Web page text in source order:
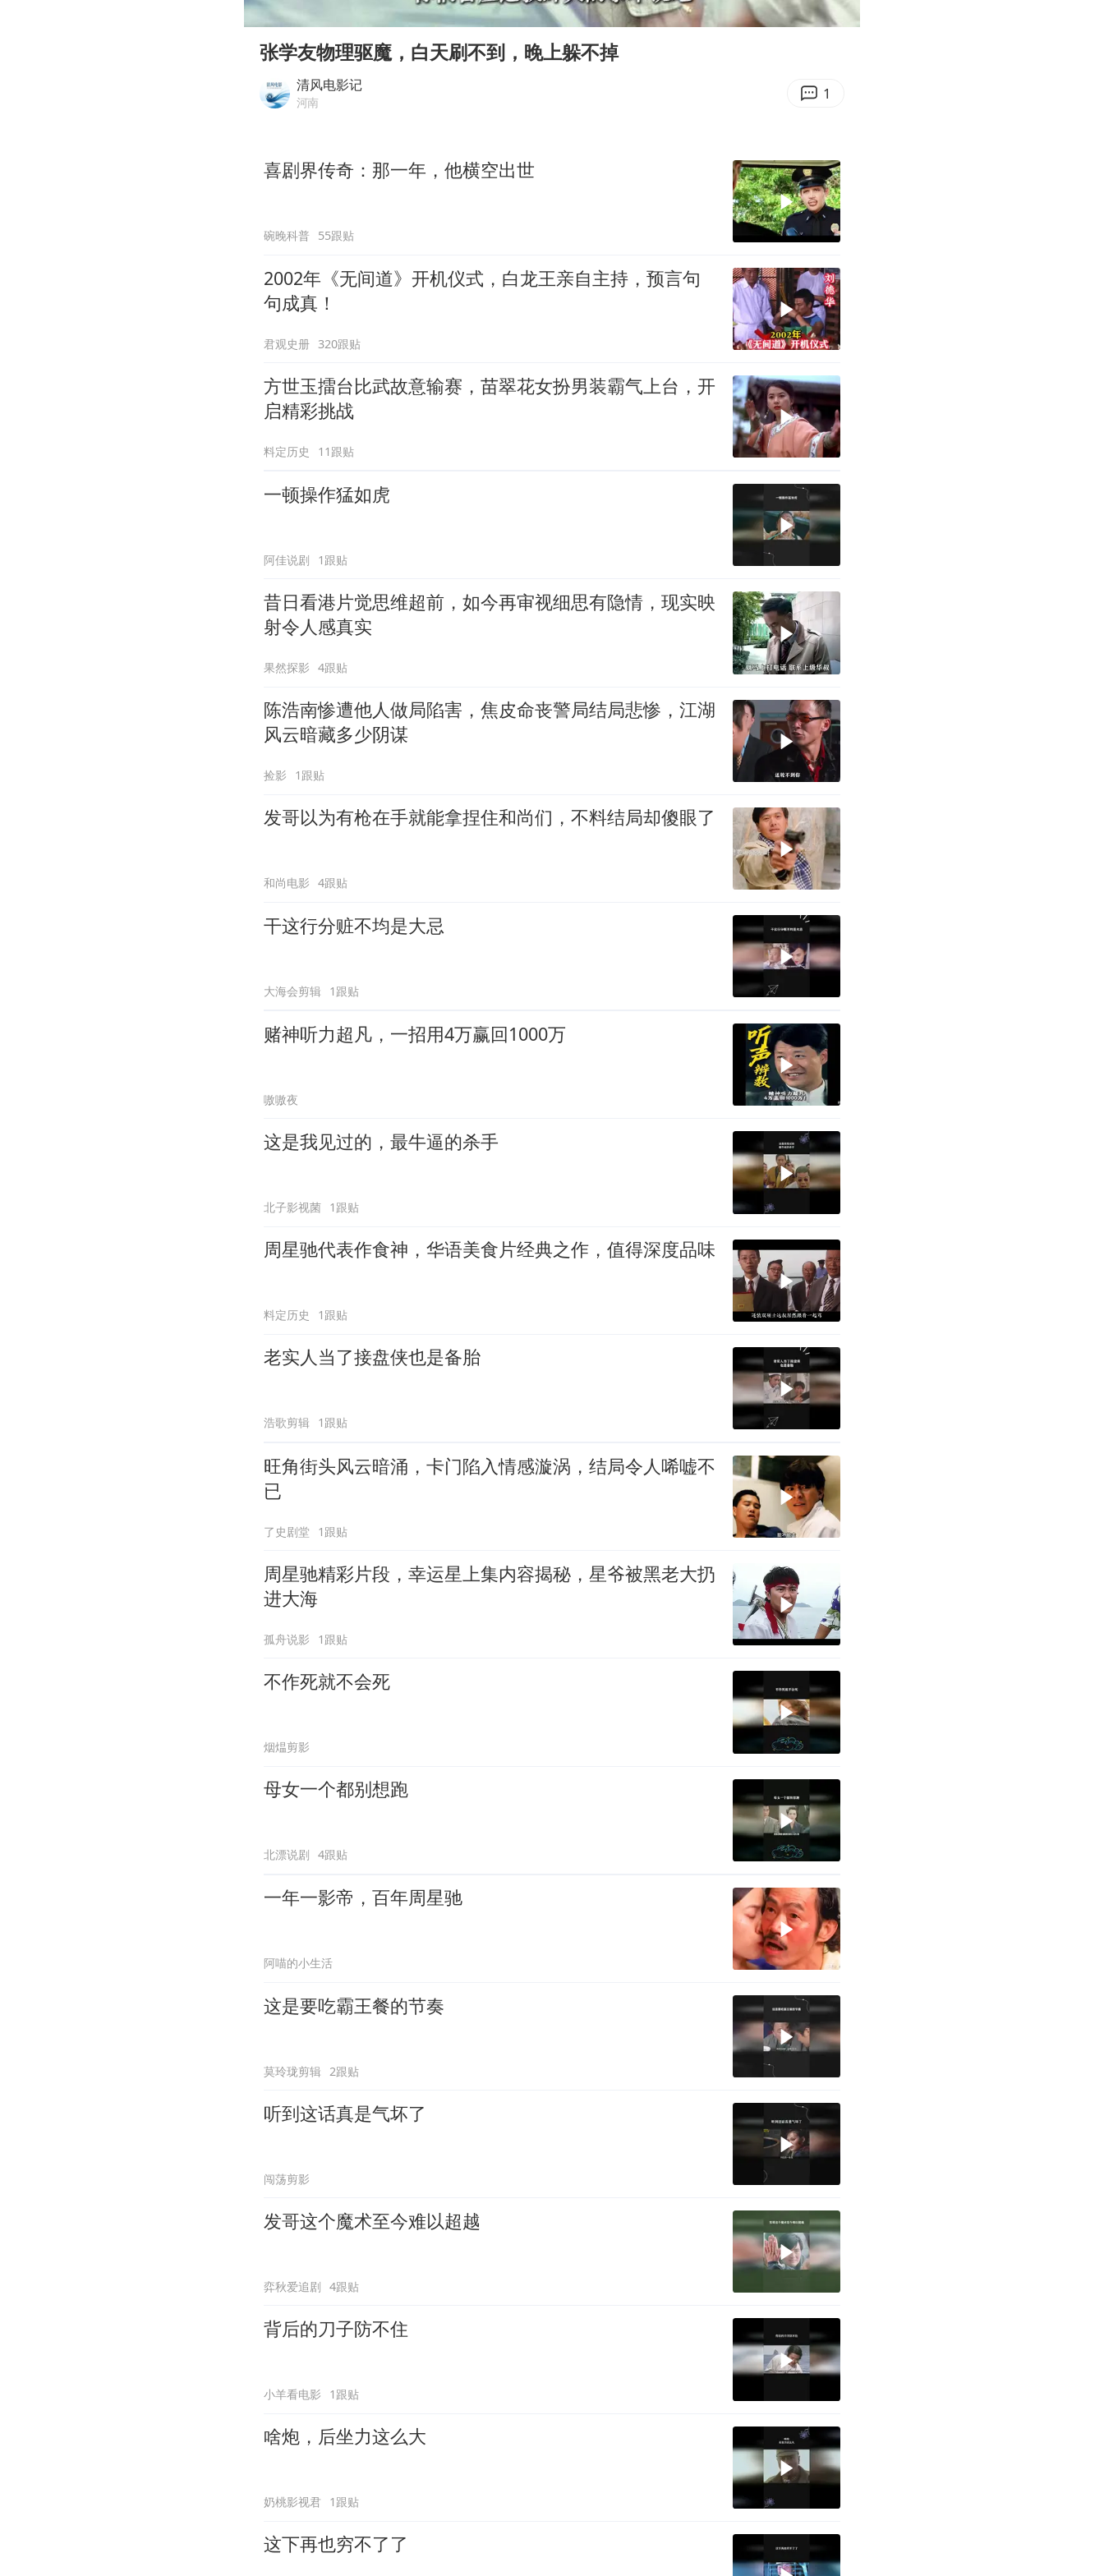
上门女婿出轨女邻居多年被判重婚罪
笔试第一被劝弃考涉事副校长被撤职
乌称俄袭击敖德萨致部分区域停电
Play
31:21
Enter
张学友物理驱魔，白天刷不到，晚上躲不掉
清风电影记
河南 1
喜剧界传奇：那一年，他横空出世
碗晚科普 55跟贴
2002年《无间道》开机仪式，白龙王亲自主持，预言句
句成真！
君观史册 320跟贴
方世玉擂台比武故意输赛，苗翠花女扮男装霸气上台，开
启精彩挑战
料定历史 11跟贴
一顿操作猛如虎
阿佳说剧 1跟贴
昔日看港片觉思维超前，如今再审视细思有隐情，现实映
射令人感真实
果然探影 4跟贴
陈浩南惨遭他人做局陷害，焦皮命丧警局结局悲惨，江湖
风云暗藏多少阴谋
捡影 1跟贴
发哥以为有枪在手就能拿捏住和尚们，不料结局却傻眼了
和尚电影 4跟贴
干这行分赃不均是大忌
大海会剪辑 1跟贴
赌神听力超凡，一招用4万赢回1000万
嗷嗷夜
这是我见过的，最牛逼的杀手
北子影视菌 1跟贴
周星驰代表作食神，华语美食片经典之作，值得深度品味
料定历史 1跟贴
老实人当了接盘侠也是备胎
浩歌剪辑 1跟贴
旺角街头风云暗涌，卡门陷入情感漩涡，结局令人唏嘘不
已
了史剧堂 1跟贴
周星驰精彩片段，幸运星上集内容揭秘，星爷被黑老大扔
进大海
孤舟说影 1跟贴
不作死就不会死
烟煴剪影
母女一个都别想跑
北漂说剧 4跟贴
一年一影帝，百年周星驰
阿喵的小生活
这是要吃霸王餐的节奏
莫玲珑剪辑 2跟贴
听到这话真是气坏了
闯荡剪影
发哥这个魔术至今难以超越
弈秋爱追剧 4跟贴
背后的刀子防不住
小羊看电影 1跟贴
啥炮，后坐力这么大
奶桃影视君 1跟贴
这下再也穷不了了